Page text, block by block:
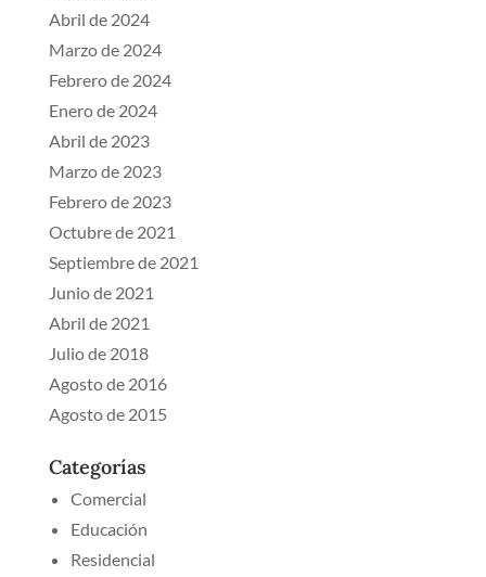
Abril de 2024
Marzo de 2024
Febrero de 2024
Enero de 2024
Abril de 2023
Marzo de 2023
Febrero de 2023
Octubre de 2021
Septiembre de 2021
Junio de 2021
Abril de 2021
Julio de 2018
Agosto de 2016
Agosto de 2015
Categorías
Comercial
Educación
Residencial